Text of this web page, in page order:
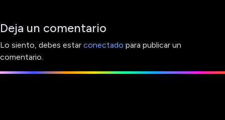
Deja un comentario
Lo siento, debes estar conectado para publicar un
comentario.